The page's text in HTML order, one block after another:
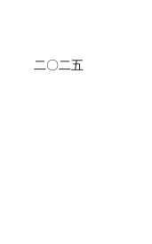
二〇二五